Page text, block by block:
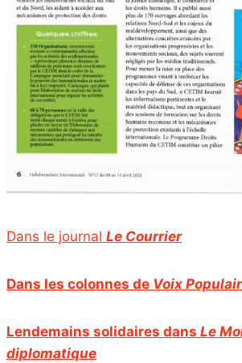
Dans le journal Le Courrier
Dans les colonnes de Voix
Lendemains solidaires dans Le
diplomatique